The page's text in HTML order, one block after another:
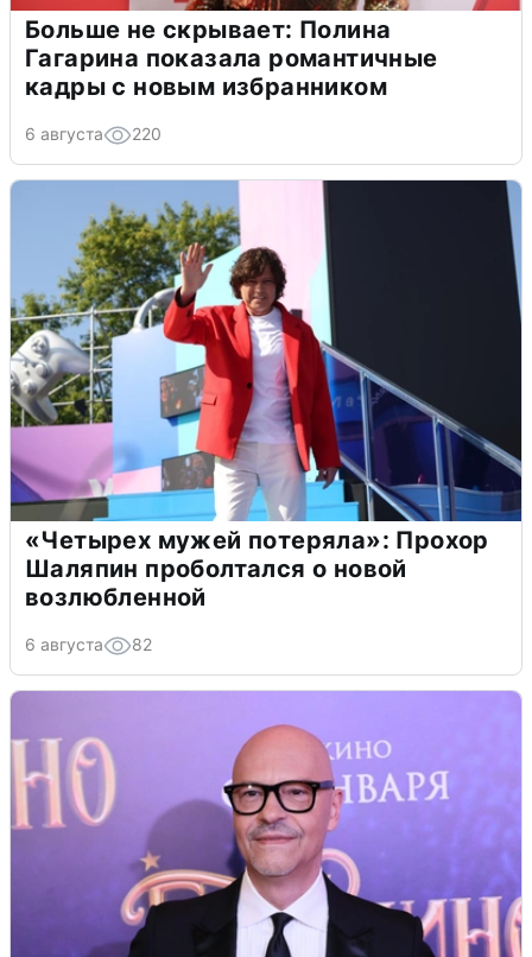
Больше не скрывает: Полина
Гагарина показала романтичные
кадры с новым избранником
6 августа 220
«Четырех мужей потеряла»: Прохор
Шаляпин проболтался о новой
возлюбленной
6 августа 82